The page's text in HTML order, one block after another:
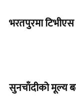
भरतपुरमा
सुनचाँदीको मूल्य